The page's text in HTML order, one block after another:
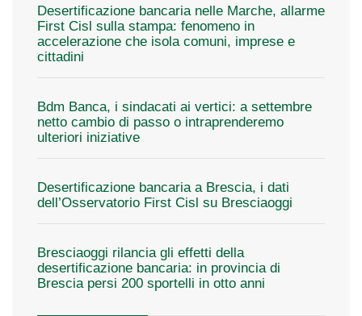
Desertificazione bancaria nelle Marche, allarme
First Cisl sulla stampa: fenomeno in
accelerazione che isola comuni, imprese e
cittadini
Bdm Banca, i sindacati ai vertici: a settembre
netto cambio di passo o intraprenderemo
ulteriori iniziative
Desertificazione bancaria a Brescia, i dati
dell’Osservatorio First Cisl su Bresciaoggi
Bresciaoggi rilancia gli effetti della
desertificazione bancaria: in provincia di
Brescia persi 200 sportelli in otto anni